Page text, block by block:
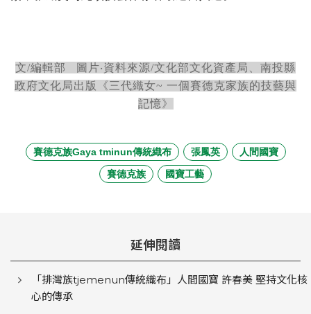
文/編輯部 圖片‧資料來源/文化部文化資產局、南投縣
政府文化局出版《三代織女~ 一個賽德克家族的技藝與
記憶》
賽德克族Gaya tminun傳統織布 張鳳英
人間國寶
賽德克族
國寶工藝
延伸閱讀
「排灣族tjemenun傳統織布」人間國寶 許春美 堅持文化核
心的傳承